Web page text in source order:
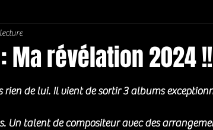
Blues
: Ma révélation 2024 !!
rien de lui. Il vient de sortir 3 albums
Un talent de compositeur avec des